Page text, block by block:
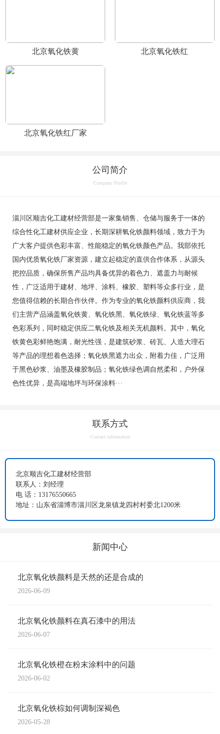
北京氧化铁黄 北京氧化铁红
北京氧化铁红厂家
公司简介
Company Profile
淄川区顺吉化工建材经营部是一家集销售、仓储与服务于一体的
综合性化工建材供应企业，长期深耕氧化铁颜料领域，致力于为
广大客户提供色彩丰富、性能稳定的氧化铁颜色产品。我部依托
国内优质氧化铁厂家资源，建立起稳定的直供合作体系，从源头
把控品质，确保所售产品均具备优异的着色力、遮盖力与耐候
性，广泛适用于建材、地坪、涂料、橡胶、塑料等众多行业，是
您值得信赖的长期合作伙伴。作为专业的氧化铁颜料供应商，我
们主营产品涵盖氧化铁黄、氧化铁黑、氧化铁绿、氧化铁蓝等多
色彩系列，同时稳定供应二氧化铁及相关无机颜料。其中，氧化
铁黄色彩鲜艳饱满，耐光性强，是建筑砂浆、砖瓦、人造大理石
等产品的理想着色选择；氧化铁黑遮力出众，附着力佳，广泛用
于黑色砂浆、油墨及橡胶制品；氧化铁绿色调自然柔和，户外保
色性优异，是高端地坪与环保涂料···
联系方式
Contact information
北京顺吉化工建材经营部
联系人：刘经理
电 话：13176550665
地址：山东省淄博市淄川区龙泉镇龙四村村委北1200米
新闻中心
北京氧化铁颜料是天然的还是合成的
2026-06-09
北京氧化铁颜料在真石漆中的用法
2026-06-07
北京氧化铁橙在粉末涂料中的问题
2026-06-02
北京氧化铁棕如何调制深褐色
2026-05-28